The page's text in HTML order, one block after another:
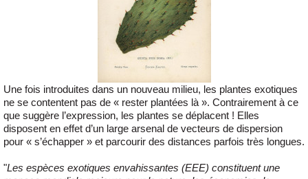
Une fois introduites dans un nouveau milieu, les plantes exotiques
ne se contentent pas de « rester plantées là ». Contrairement à ce
que suggère l’expression, les plantes se déplacent ! Elles
disposent en effet d’un large arsenal de vecteurs de dispersion
pour « s’échapper » et parcourir des distances parfois très longues.
"Les espèces exotiques envahissantes (EEE) constituent une